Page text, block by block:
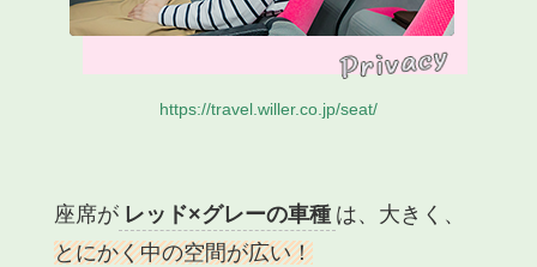
https://travel.willer.co.jp/seat/
座席が レッド×グレーの車種 は、大きく、
とにかく中の空間が広い！